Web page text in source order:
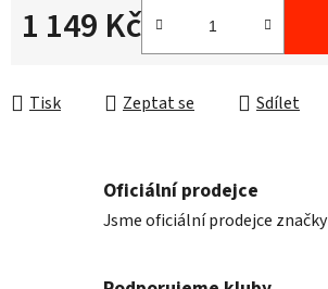
1 149 Kč
Tisk Zeptat se Sdílet
Oficiální prodejce
Jsme oficiální prodejce značky